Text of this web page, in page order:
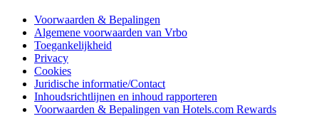
Voorwaarden & Bepalingen
Algemene voorwaarden van Vrbo
Toegankelijkheid
Privacy
Cookies
Juridische informatie/Contact
Inhoudsrichtlijnen en inhoud rapporteren
Voorwaarden & Bepalingen van Hotels.com Rewards